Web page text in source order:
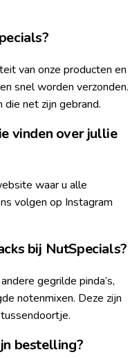
van onze producten en
snel worden verzonden.
net zijn gebrand.
vinden over jullie
waar u alle
volgen op Instagram
bij NutSpecials?
gegrilde pinda’s,
notenmixen. Deze zijn
bestelling?